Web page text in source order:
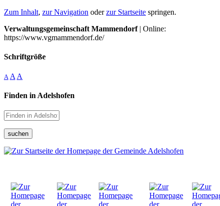
Zum Inhalt, zur Navigation oderzur Startseite springen.
Verwaltungsgemeinschaft Mammendorf| Online:
https://www.vgmammendorf.de/
Schriftgröße
A A A
Finden in Adelshofen
suchen